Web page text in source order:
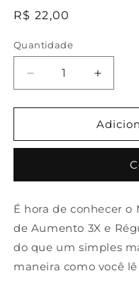
Preço
R$ 22,00
Quantidade
Diminuir
a
quantidade
Marcador
Com
De
Aumento
3X
Régua
a
de
Com
De
3X
Régua
É hora de conhecer
de Aumento 3X e
do que um simples
maneira como você